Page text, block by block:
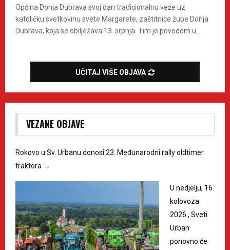
Općina Donja Dubrava svoj dan tradicionalno veže uz
katoličku svetkovinu svete Margarete, zaštitnice župe Donja
Dubrava, koja se obilježava 13. srpnja. Tim je povodom u...
UČITAJ VIŠE OBJAVA
VEZANE OBJAVE
Rokovo u Sv. Urbanu donosi 23. Međunarodni rally oldtimer
traktora →
U nedjelju, 16.
kolovoza
2026., Sveti
Urban
ponovno će